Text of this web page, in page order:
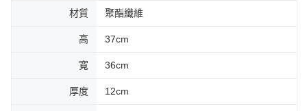
材質 聚酯纖維
高 37cm
寬 36cm
厚度 12cm